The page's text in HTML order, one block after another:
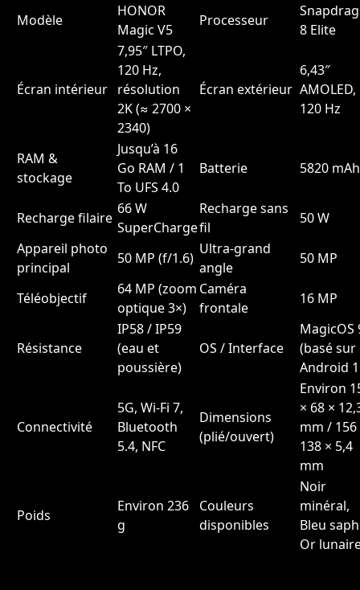
Modèle
HONOR
Magic V5
Processeur
8 Elite
Écran intérieur
7,95″ LTPO,
120 Hz,
résolution
2K (≈ 2700 ×
2340)
Écran extérieur
6,43″
AMOLED,
120 Hz
RAM &
stockage
Jusqu’à 16
Go RAM / 1
To UFS 4.0
Batterie 5820 mAh
Recharge filaire
66 W
SuperCharge
Recharge sans
fil
50 W
Appareil photo
principal
50 MP (f/1.6)
Ultra-grand
angle
50 MP
Téléobjectif
64 MP (zoom
optique 3×)
Caméra
frontale
16 MP
Résistance
IP58 / IP59
(eau et
poussière)
OS / Interface
MagicOS
(basé sur
Android
Connectivité
5G, Wi-Fi 7,
Bluetooth
5.4, NFC
Dimensions
(plié/ouvert)
Environ
× 68 ×
mm / 156
138 × 5,4
mm
Poids
Environ 236
g
Couleurs
disponibles
Noir
minéral,
Bleu
Or